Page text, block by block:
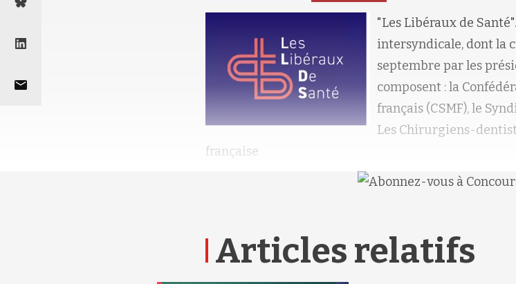
"Les Libéraux de
intersyndicale, dont la
septembre par les
composent : la
français (CSMF), le
Les Chirurgiens-
française
Articles relatifs